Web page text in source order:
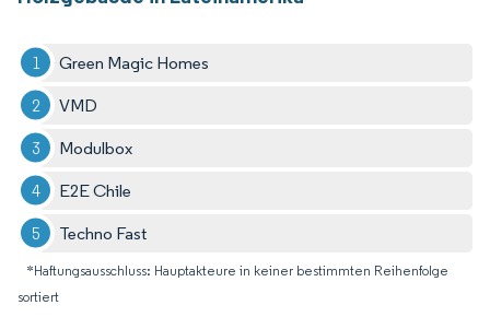
Green Magic Homes
VMD
Modulbox
E2E Chile
Techno Fast
*Haftungsausschluss: Hauptakteure in keiner bestimmten Reihenfolge
sortiert